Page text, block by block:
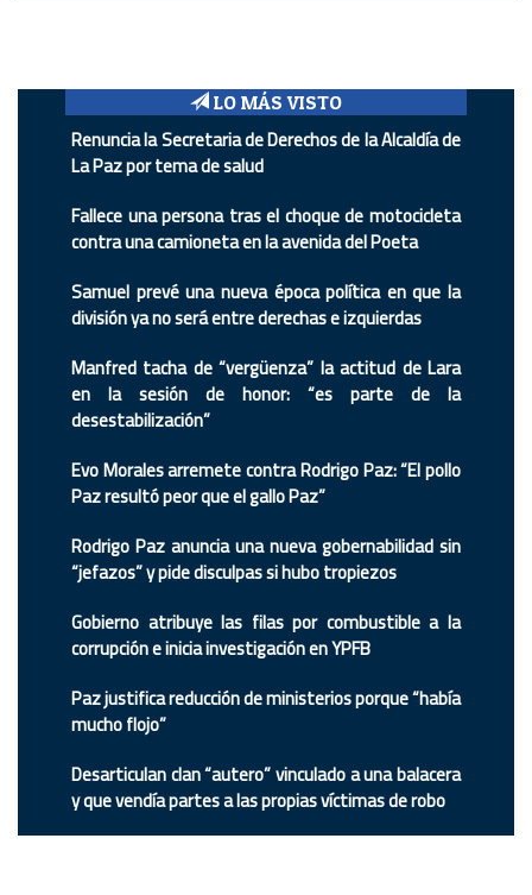
LO MÁS VISTO
Renuncia la Secretaria de Derechos de la Alcaldía de
La Paz por tema de salud
Fallece una persona tras el choque de motocicleta
contra una camioneta en la avenida del Poeta
Samuel prevé una nueva época política en que la
división ya no será entre derechas e izquierdas
Manfred tacha de “vergüenza” la actitud de Lara
en la sesión de honor: “es parte de la
desestabilización”
Evo Morales arremete contra Rodrigo Paz: “El pollo
Paz resultó peor que el gallo Paz”
Rodrigo Paz anuncia una nueva gobernabilidad sin
“jefazos” y pide disculpas si hubo tropiezos
Gobierno atribuye las filas por combustible a la
corrupción e inicia investigación en YPFB
Paz justifica reducción de ministerios porque “había
mucho flojo”
Desarticulan clan “autero” vinculado a una balacera
y que vendía partes a las propias víctimas de robo